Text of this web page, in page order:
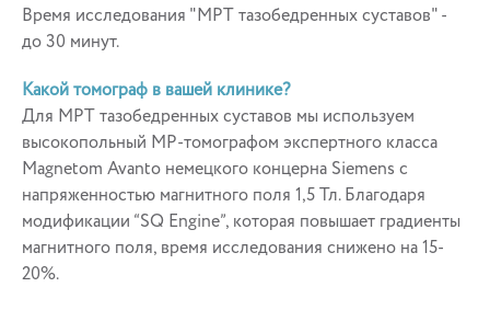
Время исследования "МРТ тазобедренных суставов" -
до 30 минут.
Какой томограф в вашей клинике?
Для МРТ тазобедренных суставов мы используем
высокопольный МР-томографом экспертного класса
Magnetom Avanto немецкого концерна Siemens с
напряженностью магнитного поля 1,5 Тл. Благодаря
модификации “SQ Engine”, которая повышает градиенты
магнитного поля, время исследования снижено на 15-
20%.